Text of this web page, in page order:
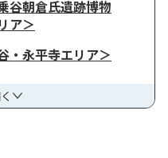
谷朝倉氏遺跡博物
ア＞
永平寺エリア＞